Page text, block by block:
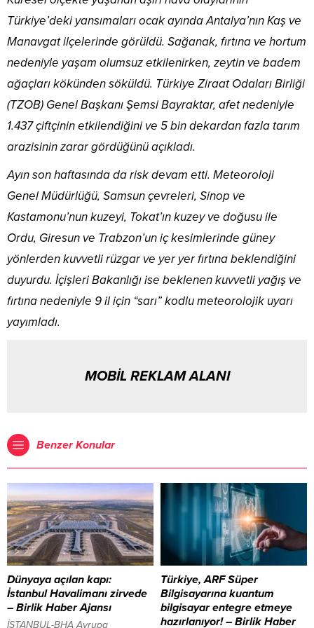
Türkiye’deki yansımaları ocak ayında Antalya’nın Kaş ve
Manavgat ilçelerinde görüldü. Sağanak, fırtına ve hortum
nedeniyle yaşam olumsuz etkilenirken, zeytin ve badem
ağaçları kökünden söküldü. Türkiye Ziraat Odaları Birliği
(TZOB) Genel Başkanı Şemsi Bayraktar, afet nedeniyle
1.437 çiftçinin etkilendiğini ve 5 bin dekardan fazla tarım
arazisinin zarar gördüğünü açıkladı.
Ayın son haftasında da risk devam etti. Meteoroloji
Genel Müdürlüğü, Samsun çevreleri, Sinop ve
Kastamonu’nun kuzeyi, Tokat’ın kuzey ve doğusu ile
Ordu, Giresun ve Trabzon’un iç kesimlerinde güney
yönlerden kuvvetli rüzgar ve yer yer fırtına beklendiğini
duyurdu. İçişleri Bakanlığı ise beklenen kuvvetli yağış ve
fırtına nedeniyle 9 il için “sarı” kodlu meteorolojik uyarı
yayımladı.
MOBİL REKLAM ALANI
Benzer Konular
Dünyaya açılan kapı:
İstanbul Havalimanı zirvede
– Birlik Haber Ajansı
İSTANBUL-BHA Avrupa
Türkiye, ARF Süper
Bilgisayarına kuantum
bilgisayar entegre etmeye
hazırlanıyor! – Birlik Haber